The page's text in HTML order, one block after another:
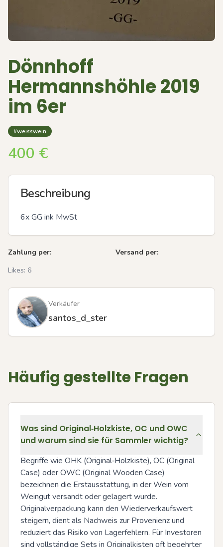
Dönnhoff
Hermannshöhle 2019
im 6er
#weisswein
400 €
Beschreibung
6x GG ink MwSt
Zahlung per:
Versand per:
Likes: 6
Verkäufer
santos_d_ster
Häufig gestellte Fragen
Was sind Original‑Holzkiste, OC und OWC
und warum sind sie für Sammler wichtig?
Begriffe wie OHK (Original‑Holzkiste), OC (Original
Case) oder OWC (Original Wooden Case)
bezeichnen die Erstausstattung, in der Wein vom
Weingut versandt oder gelagert wurde.
Originalverpackung kann den Wiederverkaufswert
steigern, dient als Nachweis zur Provenienz und
reduziert das Risiko von Lagerfehlern. Für Investoren
sind vollständige Sets in Originalkisten oft begehrter